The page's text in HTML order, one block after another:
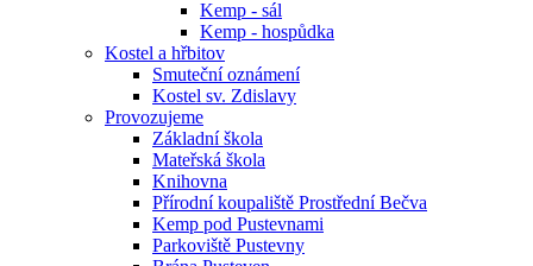
Kemp - sál
Kemp - hospůdka
Kostel a hřbitov
Smuteční oznámení
Kostel sv. Zdislavy
Provozujeme
Základní škola
Mateřská škola
Knihovna
Přírodní koupaliště Prostřední Bečva
Kemp pod Pustevnami
Parkoviště Pustevny